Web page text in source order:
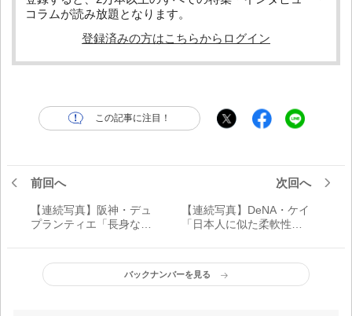
コラムが読み放題となります。
登録済みの方はこちらからログイン
この記事に注目！
前回へ
【連続写真】阪神・デュ
プランティエ「長身なが
に適った素晴らしい投球
フォーム」
次回へ
【連続写真】DeNA・ケイ
「日本人に似た柔軟性を
想的な投球フォーム」
バックナンバーを見る